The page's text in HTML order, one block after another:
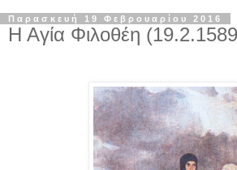
Παρασκευή 19 Φεβρουαρίου 2016
Η Αγία Φιλοθέη